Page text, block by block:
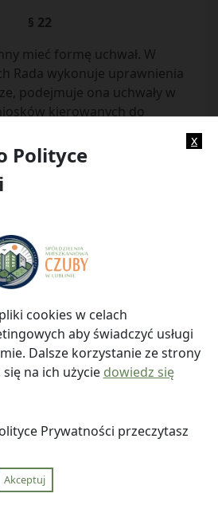
§ 22
mieć formę uchwał. W
Rada wykonuje uprawnienia
podejmuje ona uchwały w
kierowanych do
Spółdzielni. W sprawach nie
Rada wyraża swoje
opinii zapisanej do protokołu.
obrad wymaga podjęcia
posiedzenia poddaje
pod głosowanie.
idące powinny być głosowane
formalnych głosowane są
uczestniczy w głosowaniu nad
osobiście go dotyczącej.
się jawnie, o ile przepisy
nie stanowią inaczej. Na
Rada Nadzorcza może
głosowania
x
Polityce
cookies w celach
aby świadczyć usługi
Dalsze korzystanie ze strony
na ich użycie dowiedz się
Prywatności przeczytasz
Akceptuj